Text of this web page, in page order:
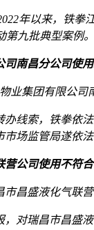
年以来，铁拳
第九批典型案例
南昌分公司使
业集团有限公
办线索，铁拳依
市场监管局遂依
公司使用不符
市昌盛液化气联
，对瑞昌市昌盛